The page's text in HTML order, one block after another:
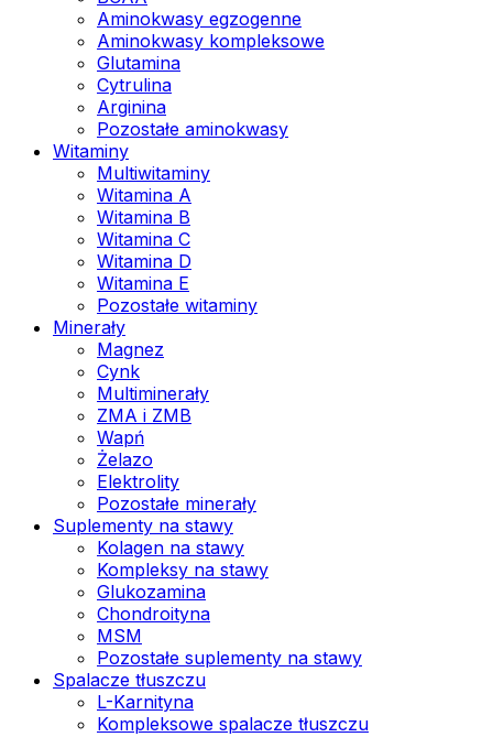
Aminokwasy egzogenne
Aminokwasy kompleksowe
Glutamina
Cytrulina
Arginina
Pozostałe aminokwasy
Witaminy
Multiwitaminy
Witamina A
Witamina B
Witamina C
Witamina D
Witamina E
Pozostałe witaminy
Minerały
Magnez
Cynk
Multiminerały
ZMA i ZMB
Wapń
Żelazo
Elektrolity
Pozostałe minerały
Suplementy na stawy
Kolagen na stawy
Kompleksy na stawy
Glukozamina
Chondroityna
MSM
Pozostałe suplementy na stawy
Spalacze tłuszczu
L-Karnityna
Kompleksowe spalacze tłuszczu